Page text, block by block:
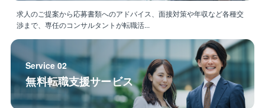
求人のご提案から応募書類へのアドバイス、面接対策や年収など各種交
渉まで、専任のコンサルタントが転職活...
Service 02
無料転職支援サービス